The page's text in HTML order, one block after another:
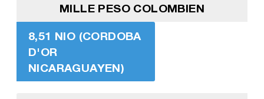
MILLE PESO COLOMBIEN
8,51 NIO (CORDOBA
D'OR
NICARAGUAYEN)